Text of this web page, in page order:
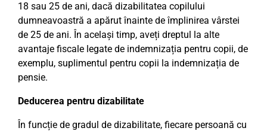
18 sau 25 de ani, dacă dizabilitatea copilului
dumneavoastră a apărut înainte de împlinirea vârstei
de 25 de ani. În același timp, aveți dreptul la alte
avantaje fiscale legate de indemnizația pentru copii, de
exemplu, suplimentul pentru copii la indemnizația de
pensie.
Deducerea pentru dizabilitate
În funcție de gradul de dizabilitate, fiecare persoană cu